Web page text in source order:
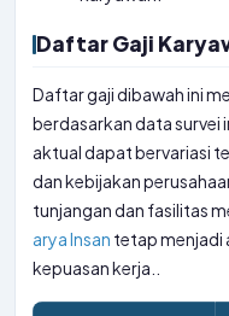
Daftar Gaji
Daftar gaji dibawah ini
berdasarkan data survei
aktual dapat bervariasi
dan kebijakan
tunjangan dan fasilitas
arya Insan tetap menjadi
kepuasan kerja..